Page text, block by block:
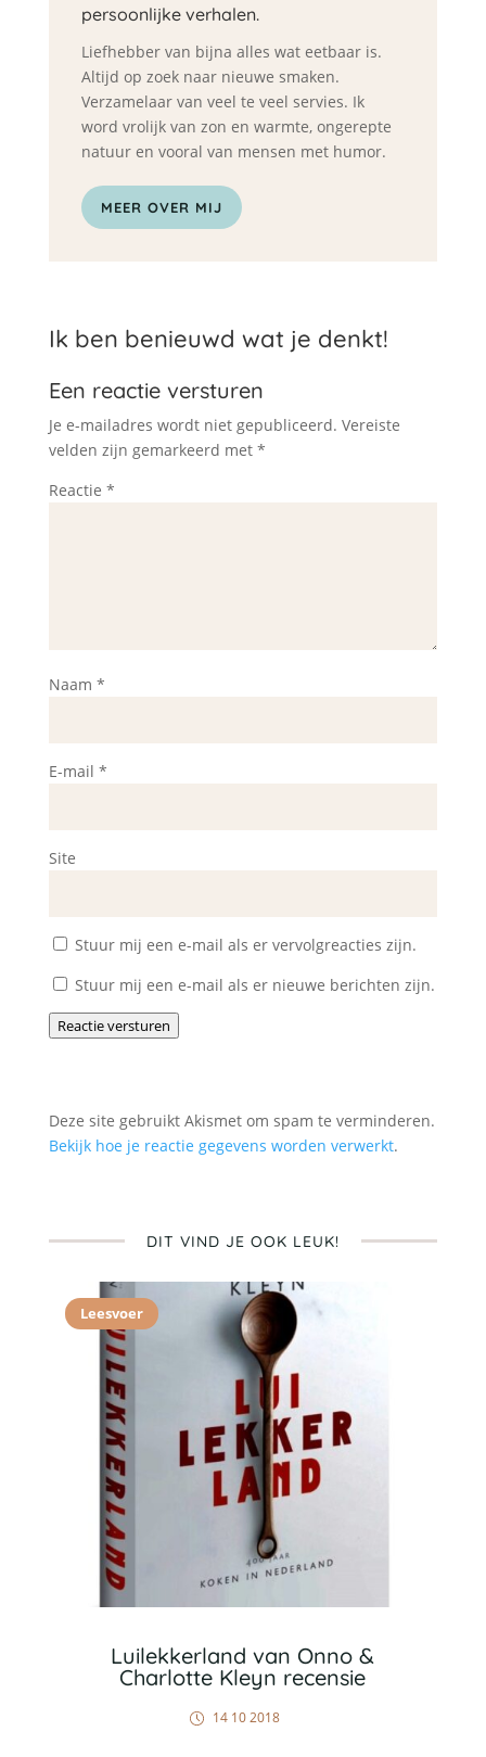
persoonlijke verhalen.
Liefhebber van bijna alles wat eetbaar is.
Altijd op zoek naar nieuwe smaken.
Verzamelaar van veel te veel servies. Ik
word vrolijk van zon en warmte, ongerepte
natuur en vooral van mensen met humor.
MEER OVER MIJ
Ik ben benieuwd wat je denkt!
Een reactie versturen
Je e-mailadres wordt niet gepubliceerd. Vereiste
velden zijn gemarkeerd met *
Reactie *
Naam *
E-mail *
Site
Stuur mij een e-mail als er vervolgreacties zijn.
Stuur mij een e-mail als er nieuwe berichten zijn.
Reactie versturen
Deze site gebruikt Akismet om spam te verminderen.
Bekijk hoe je reactie gegevens worden verwerkt.
DIT VIND JE OOK LEUK!
Leesvoer
Luilekkerland van Onno &
Charlotte Kleyn recensie
14 10 2018